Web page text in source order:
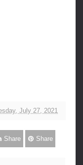
July 27, 2021
Share Share